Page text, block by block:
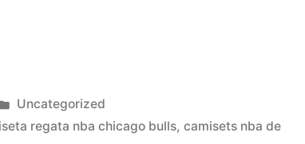
Publicado
en
Uncategorized
regata nba chicago bulls,camisets nba de